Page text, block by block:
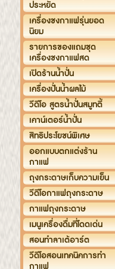
ประหยัด
เครื่องชงกาแฟรุ่นยอด
นิยม
รายการของแถมชุด
เครื่องชงกาแฟสด
เปิดร้านน้ำปั่น
เครื่องปั่นน้ำผลไม้
วีดีโอ สูตรน้ำปั่นสมูทตี้
เคาน์เตอร์น้ำปั่น
สิทธิประโยชน์พิเศษ
ออกแบบตกแต่งร้าน
กาแฟ
ถุงกระดาษเก็บความเย็น
วีดีโอกาแฟถุงกระดาษ
กาแฟถุงกระดาษ
เมนูเครื่องดื่มที่โดดเด่น
สอนทำลาเต้อาร์ต
วีดีโอสอนเทคนิคการทำ
กาแฟ